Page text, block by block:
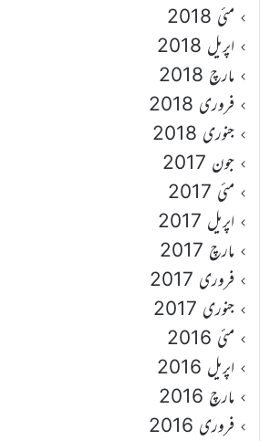
مئی 2018
اپریل 2018
مارچ 2018
فروری 2018
جنوری 2018
جون 2017
مئی 2017
اپریل 2017
مارچ 2017
فروری 2017
جنوری 2017
مئی 2016
اپریل 2016
مارچ 2016
فروری 2016